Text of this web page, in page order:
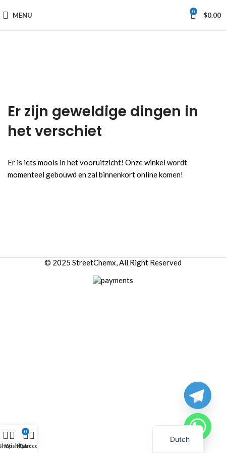
MENU 0 $0.00
Er zijn geweldige dingen in
het verschiet
Er is iets moois in het vooruitzicht! Onze winkel wordt
momenteel gebouwd en zal binnenkort online komen!
© 2025 StreetChemx, All Right Reserved
Wishlist
0
Cart
My account
Dutch